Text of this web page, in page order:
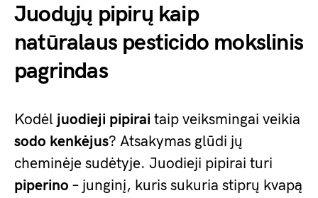
Juodųjų pipirų kaip
natūralaus pesticido mokslinis
pagrindas
Kodėl juodieji pipirai taip veiksmingai veikia
sodo kenkėjus? Atsakymas glūdi jų
cheminėje sudėtyje. Juodieji pipirai turi
piperino – junginį, kuris sukuria stiprų kvapą